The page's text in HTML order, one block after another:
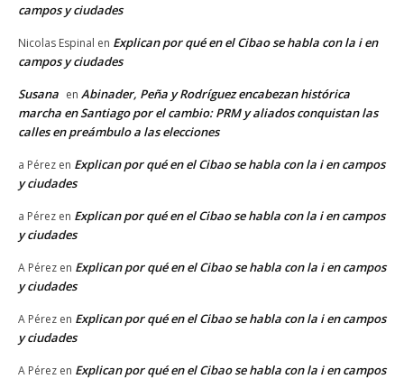
campos y ciudades
Nicolas Espinal en Explican por qué en el Cibao se habla con la i en
campos y ciudades
Susana en Abinader, Peña y Rodríguez encabezan histórica
marcha en Santiago por el cambio: PRM y aliados conquistan las
calles en preámbulo a las elecciones
a Pérez en Explican por qué en el Cibao se habla con la i en campos
y ciudades
a Pérez en Explican por qué en el Cibao se habla con la i en campos
y ciudades
A Pérez en Explican por qué en el Cibao se habla con la i en campos
y ciudades
A Pérez en Explican por qué en el Cibao se habla con la i en campos
y ciudades
A Pérez en Explican por qué en el Cibao se habla con la i en campos